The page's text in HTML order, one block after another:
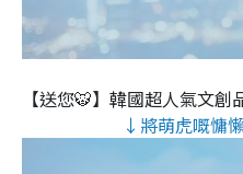
【送您🐯】韓國超人氣文創
↓將萌虎嘅慵